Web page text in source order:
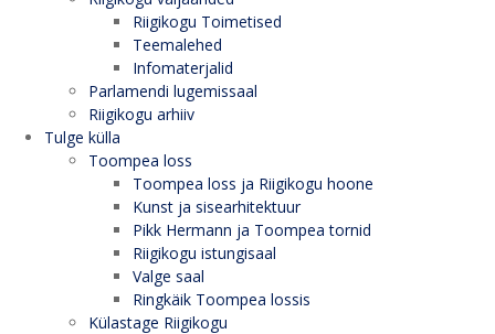
Riigikogu Toimetised
Teemalehed
Infomaterjalid
Parlamendi lugemissaal
Riigikogu arhiiv
Tulge külla
Toompea loss
Toompea loss ja Riigikogu hoone
Kunst ja sisearhitektuur
Pikk Hermann ja Toompea tornid
Riigikogu istungisaal
Valge saal
Ringkäik Toompea lossis
Külastage Riigikogu